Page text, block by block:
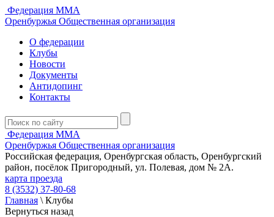
Федерация ММА
Оренбуржья Общественная организация
О федерации
Клубы
Новости
Документы
Антидопинг
Контакты
Федерация ММА
Оренбуржья Общественная организация
Российская федерация, Оренбургская область, Оренбургский
район, посёлок Пригородный, ул. Полевая, дом № 2А.
карта проезда
8 (3532) 37-80-68
Главная \ Клубы
Вернуться назад